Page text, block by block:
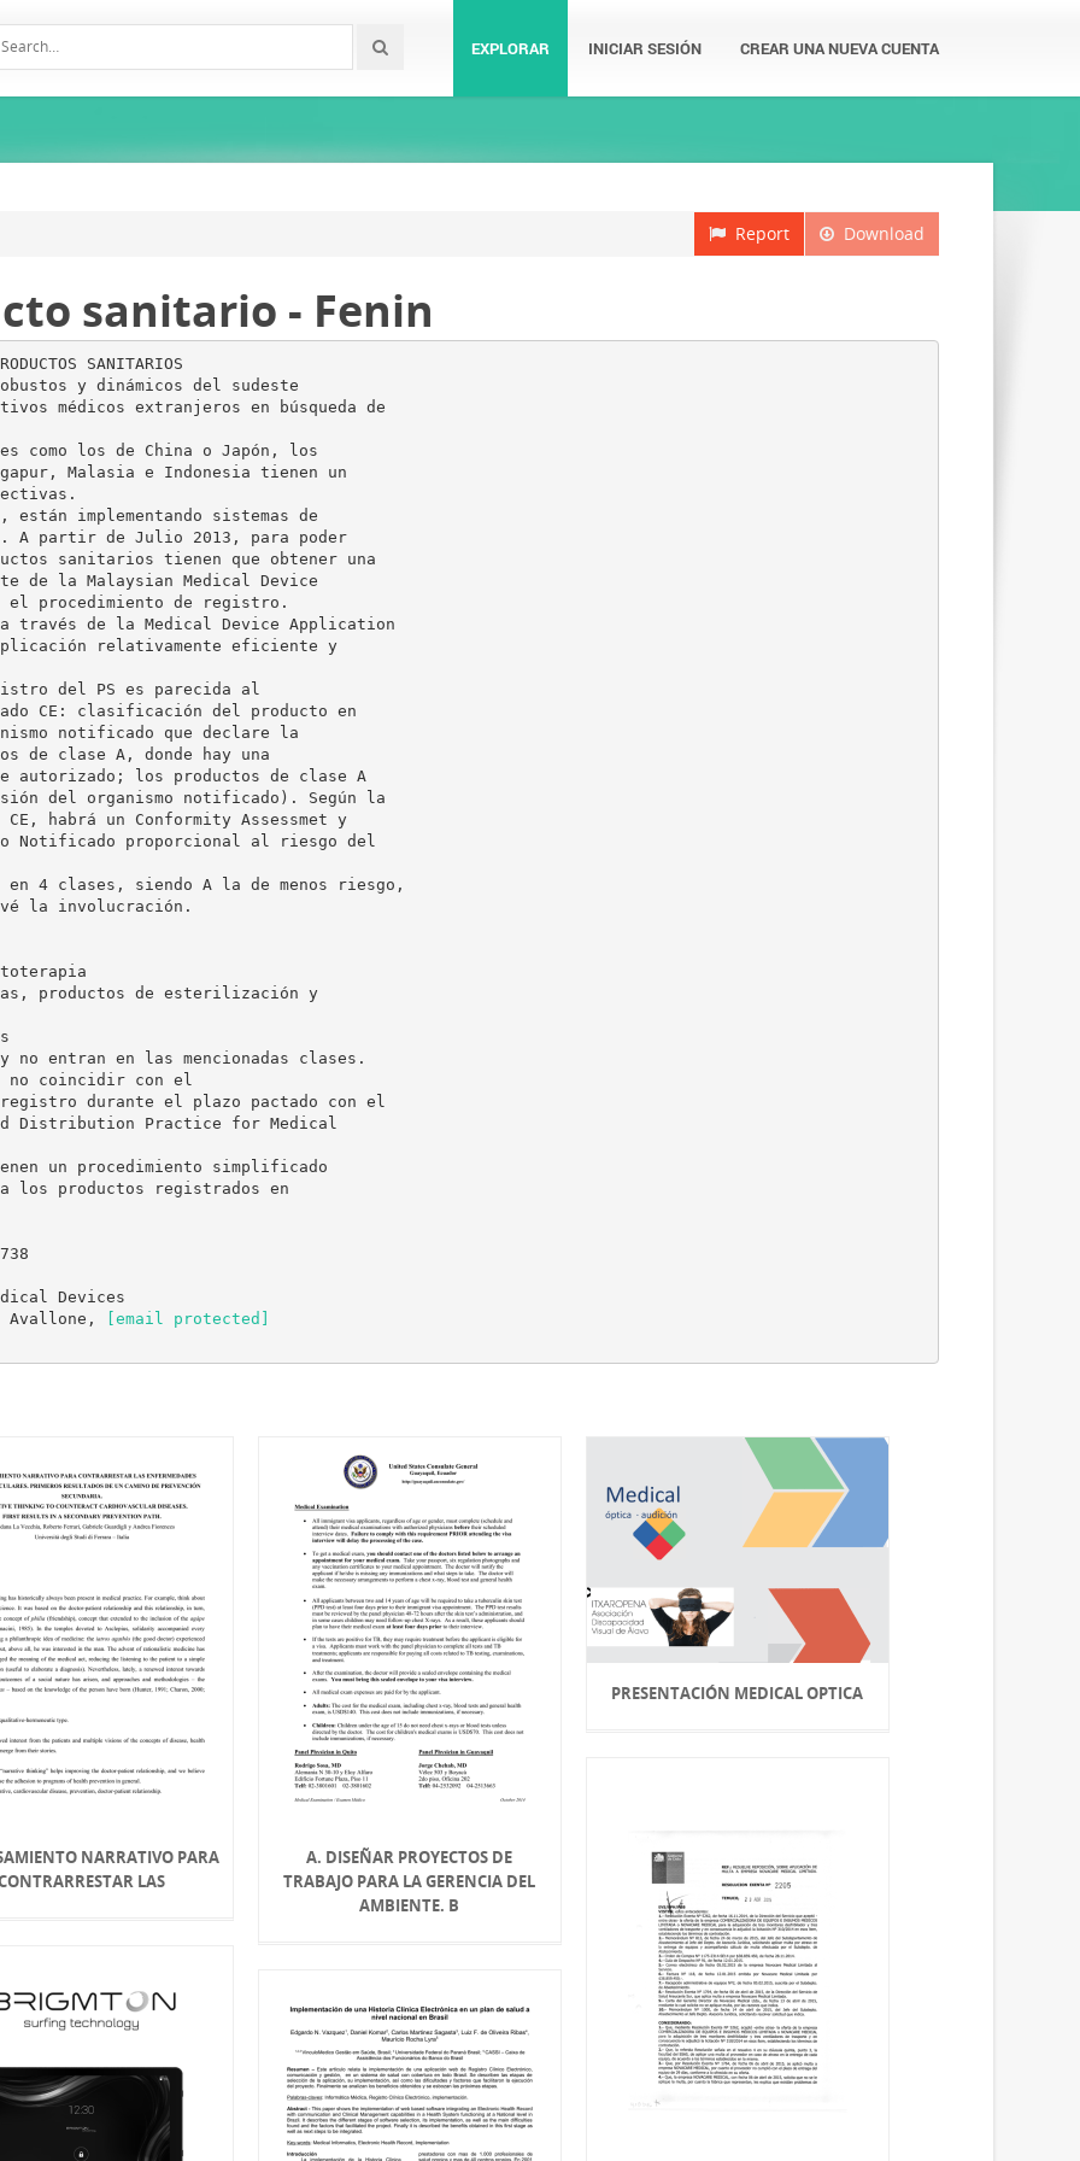
EXPLORAR INICIAR SESIÓN CREAR UNA NUEVA CUENTA
Download
Report
sanitario - Fenin
SANITARIOS
y dinámicos del sudeste
médicos extranjeros en búsqueda de
como los de China o Japón, los
Malasia e Indonesia tienen un
implementando sistemas de
A partir de Julio 2013, para poder
sanitarios tienen que obtener una
de la Malaysian Medical Device
el procedimiento de registro.
de la Medical Device Application
aplicación relativamente eficiente y
del PS es parecida al
CE: clasificación del producto en
notificado que declare la
de clase A, donde hay una
autorizado; los productos de clase A
del organismo notificado). Según la
habrá un Conformity Assessmet y
Notificado proporcional al riesgo del
4 clases, siendo A la de menos riesgo,
la involucración.
productos de esterilización y
no entran en las mencionadas clases.
no coincidir con el
durante el plazo pactado con el
Distribution Practice for Medical
un procedimiento simplificado
los productos registrados en
Devices
Avallone,
[email protected]
NARRATIVO PARA
LAS
A. DISEÑAR PROYECTOS DE
TRABAJO PARA LA GERENCIA DEL
AMBIENTE. B
PRESENTACIÓN MEDICAL OPTICA